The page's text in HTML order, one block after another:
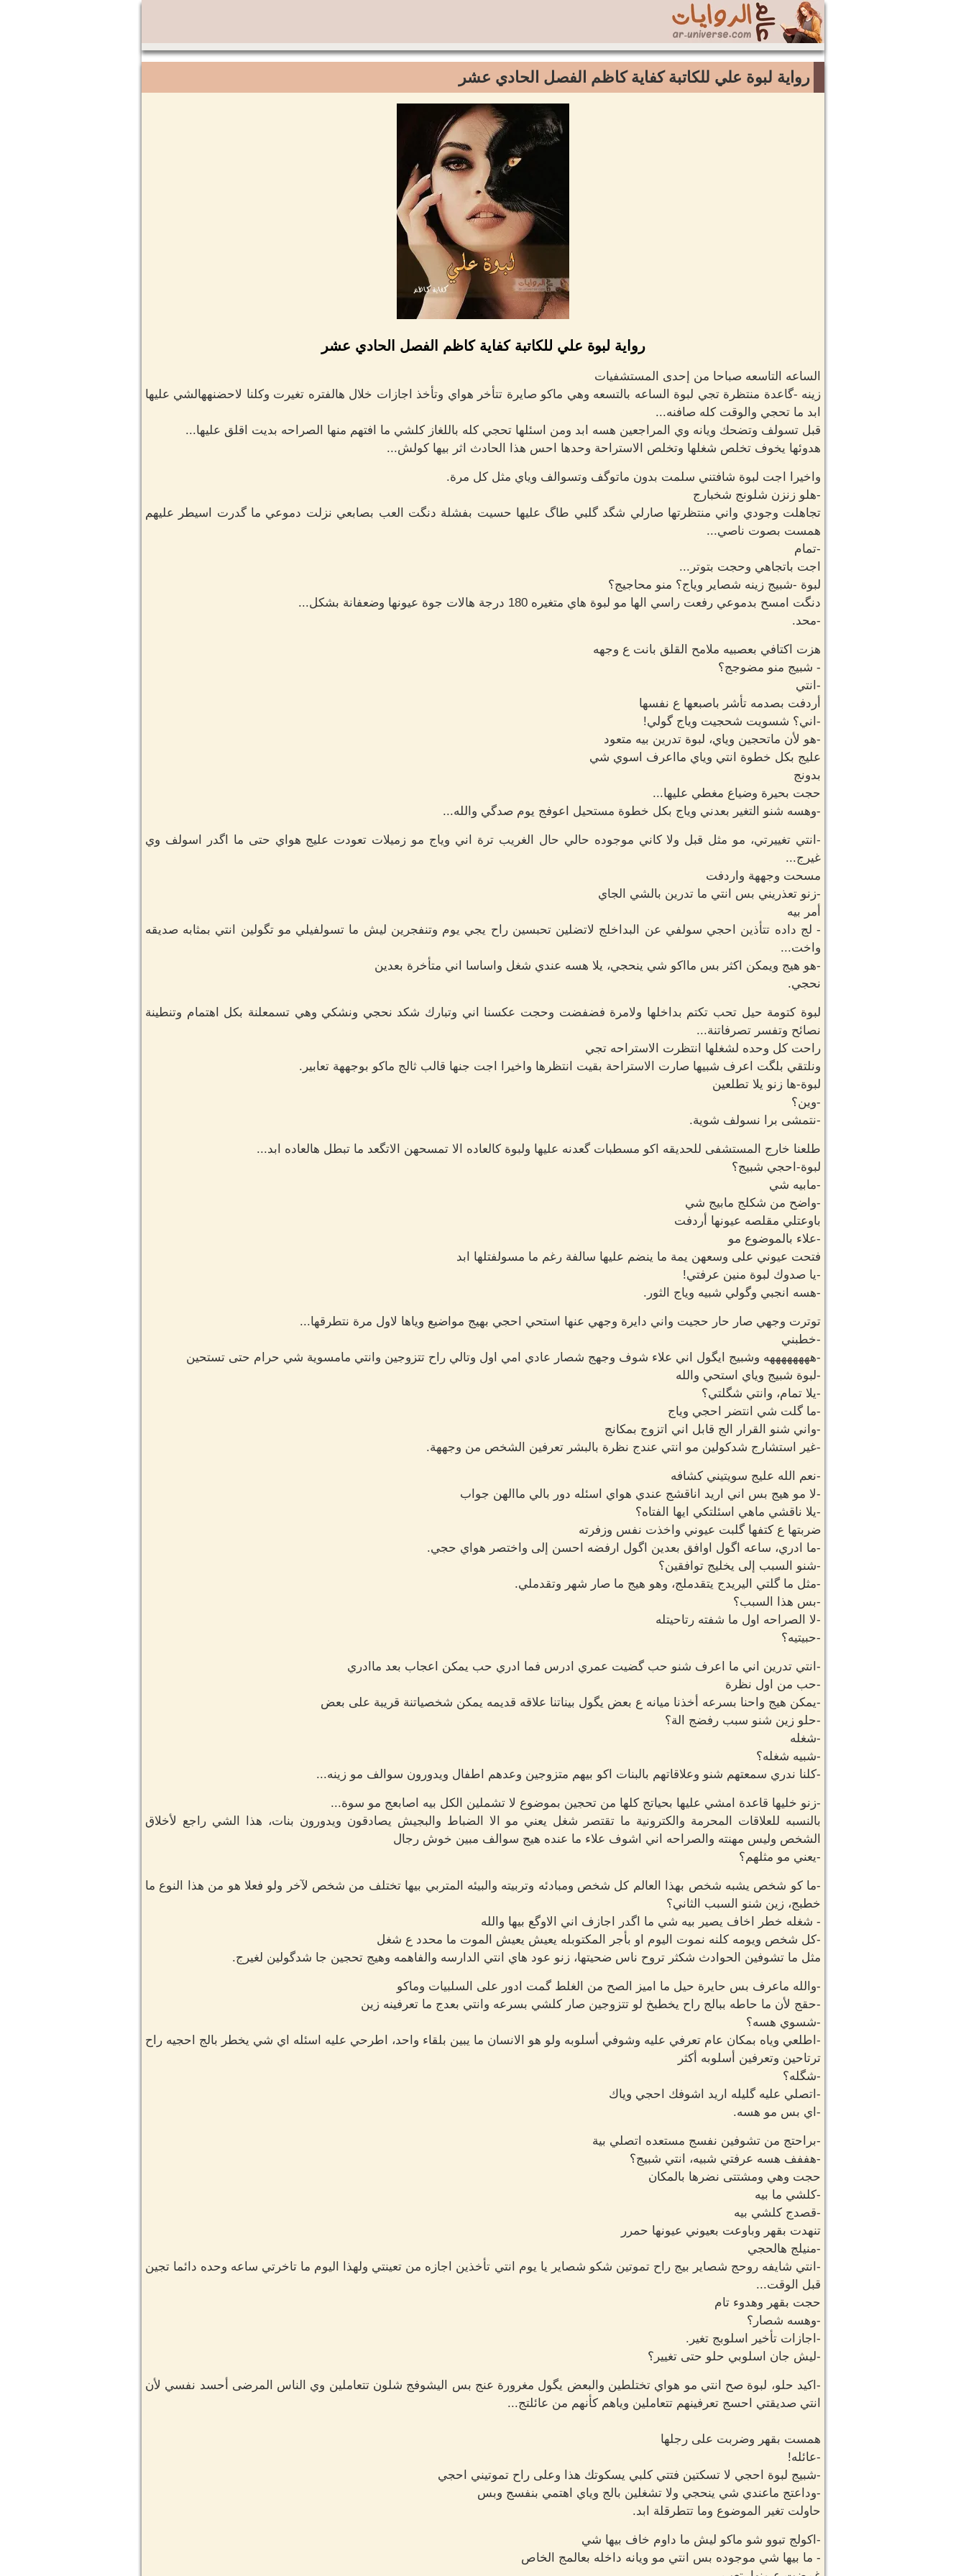
رواية لبوة علي للكاتبة كفاية كاظم الفصل الحادي عشر
رواية لبوة علي للكاتبة كفاية كاظم الفصل الحادي عشر
الساعه التاسعه صباحا من إحدى المستشفيات
زينه -گاعدة منتظرة تجي لبوة الساعه بالتسعه وهي ماكو صايرة تتأخر هواي وتأخذ اجازات خلال هالفتره تغيرت وكلنا لاحضنههالشي عليها
ابد ما تحجي والوقت كله صافنه...
قبل تسولف وتضحك ويانه وي المراجعين هسه ابد ومن اسئلها تحجي كله باللغاز كلشي ما افتهم منها الصراحه بديت اقلق عليها...
هدوئها يخوف تخلص شغلها وتخلص الاستراحة وحدها احس هذا الحادث اثر بيها كولش...
واخيرا اجت لبوة شافتني سلمت بدون ماتوگف وتسوالف وياي مثل كل مرة.
-هلو زنزن شلونج شخبارج
تجاهلت وجودي واني منتظرتها صارلي شگد گلبي طاگ عليها حسيت بفشلة دنگت العب بصابعي نزلت دموعي ما گدرت اسيطر عليهم
همست بصوت ناصي...
-تمام
اجت باتجاهي وحجت بتوتر...
لبوة -شبيج زينه شصاير وياج؟ منو محاجيج؟
دنگت امسح بدموعي رفعت راسي الها مو لبوة هاي متغيره 180 درجة هالات جوة عيونها وضعفانة بشكل...
-محد.
هزت اكتافي بعصبيه ملامح القلق بانت ع وجهه
- شبيج منو مضوجج؟
-انتي
أردفت بصدمه تأشر باصبعها ع نفسها
-اني؟ شسويت شحجيت وياج گولي!
-هو لأن ماتحجين وياي، لبوة تدرين بيه متعود
عليج بكل خطوة انتي وياي مااعرف اسوي شي
بدونج
حجت بحيرة وضياع مغطي عليها...
-وهسه شنو التغير بعدني وياج بكل خطوة مستحيل اعوفج يوم صدگي والله...
-انتي تغييرتي، مو مثل قبل ولا كاني موجوده حالي حال الغريب ترة اني وياج مو زميلات تعودت عليج هواي حتى ما اگدر اسولف وي
غيرج...
مسحت وجههة واردفت
-زنو تعذريني بس انتي ما تدرين بالشي الجاي
أمر بيه
- لج داده تتأذين احجي سولفي عن البداخلج لاتضلين تحبسين راح يجي يوم وتنفجرين ليش ما تسولفيلي مو تگولين انتي بمثابه صديقه
واخت...
-هو هيج ويمكن اكثر بس مااكو شي ينحجي، يلا هسه عندي شغل واساسا اني متأخرة بعدين
نحجي.
لبوة كتومة حيل تحب تكتم بداخلها ولامرة فضفضت وحجت عكسنا اني وتبارك شكد نحجي ونشكي وهي تسمعلنة بكل اهتمام وتنطينة
نصائح وتفسر تصرفاتنة...
راحت كل وحده لشغلها انتظرت الاستراحه تجي
ونلتقي بلگت اعرف شبيها صارت الاستراحة بقيت انتظرها واخيرا اجت جنها قالب ثالج ماكو بوجههة تعابير.
لبوة-ها زنو يلا تطلعين
-وين؟
-نتمشى برا نسولف شوية.
طلعنا خارج المستشفى للحديقه اكو مسطبات گعدنه عليها ولبوة كالعاده الا تمسحهن الاتگعد ما تبطل هالعاده ابد...
لبوة-احجي شبيج؟
-مابيه شي
-واضح من شكلج مابيج شي
باوعتلي مقلصه عيونها أردفت
-علاء بالموضوع مو
فتحت عيوني على وسعهن يمة ما ينضم عليها سالفة رغم ما مسولفتلها ابد
-يا صدوك لبوة منين عرفتي!
-هسه انجبي وگولي شبيه وياج الثور.
توترت وجهي صار حار حجيت واني دايرة وجهي عنها استحي احجي بهيج مواضيع وياها لاول مرة نتطرقها...
-خطبني
-ههههههههه وشبيج ايگول اني علاء شوف وجهج شصار عادي امي اول وتالي راح تتزوجين وانتي مامسوية شي حرام حتى تستحين
-لبوة شبيج وياي استحي والله
-يلا تمام، وانتي شگلتي؟
-ما گلت شي انتضر احجي وياج
-واني شنو القرار الج قابل اني اتزوج بمكانج
-غير استشارج شدكولين مو انتي عندج نظرة بالبشر تعرفين الشخص من وجههة.
-نعم الله عليج سويتيني كشافه
-لا مو هيج بس اني اريد اناقشج عندي هواي اسئله دور بالي ماالهن جواب
-يلا ناقشي ماهي اسئلتكي ايها الفتاه؟
ضربتها ع كتفها گلبت عيوني واخذت نفس وزفرته
-ما ادري، ساعه اگول اوافق بعدين اگول ارفضه احسن إلى واختصر هواي حجي.
-شنو السبب إلى يخليج توافقين؟
-مثل ما گلتي اليريدج يتقدملج، وهو هيج ما صار شهر وتقدملي.
-بس هذا السبب؟
-لا الصراحه اول ما شفته رتاحيتله
-حبيتيه؟
-انتي تدرين اني ما اعرف شنو حب گضيت عمري ادرس فما ادري حب يمكن اعجاب بعد ماادري
-حب من اول نظرة
-يمكن هيج واحنا بسرعه أخذنا ميانه ع بعض يگول بيناتنا علاقه قديمه يمكن شخصياتنة قريبة على بعض
-حلو زين شنو سبب رفضج الة؟
-شغله
-شبيه شغله؟
-كلنا ندري سمعتهم شنو وعلاقاتهم بالبنات اكو بيهم متزوجين وعدهم اطفال ويدورون سوالف مو زينه...
-زنو خليها قاعدة امشي عليها بحياتج كلها من تحجين بموضوع لا تشملين الكل بيه اصابعج مو سوة...
بالنسبه للعلاقات المحرمة والكترونية ما تقتصر شغل يعني مو الا الضباط والبجيش يصادقون ويدورون بنات، هذا الشي راجع لأخلاق
الشخص وليس مهنته والصراحه اني اشوف علاء ما عنده هيج سوالف مبين خوش رجال
-يعني مو مثلهم؟
-ما كو شخص يشبه شخص بهذا العالم كل شخص ومبادئه وتربيته والبيئه المتربي بيها تختلف من شخص لآخر ولو فعلا هو من هذا النوع ما
خطبج، زين شنو السبب الثاني؟
- شغله خطر اخاف يصير بيه شي ما اگدر اجازف اني الاوگع بيها والله
-كل شخص ويومه كلنه نموت اليوم او بأجر المكتوبله يعيش يعيش الموت ما محدد ع شغل
مثل ما تشوفين الحوادث شكثر تروح ناس ضحيتها، زنو عود هاي انتي الدارسه والفاهمه وهيج تحجين جا شدگولين لغيرج.
-والله ماعرف بس حايرة حيل ما اميز الصح من الغلط گمت ادور على السلبيات وماكو
-حقج لأن ما حاطه ببالج راح يخطبخ لو تتزوجين صار كلشي بسرعه وانتي بعدج ما تعرفينه زين
-شسوي هسه؟
-اطلعي وياه بمكان عام تعرفي عليه وشوفي أسلوبه ولو هو الانسان ما يبين بلقاء واحد، اطرحي عليه اسئله اي شي يخطر بالج احجيه راح
ترتاحين وتعرفين أسلوبه أكثر
-شگله؟
-اتصلي عليه گليله اريد اشوفك احجي وياك
-اي بس مو هسه.
-براحتج من تشوفين نفسج مستعده اتصلي بية
-هففف هسه عرفتي شبيه، انتي شبيج؟
حجت وهي ومشتتى نضرها بالمكان
-كلشي ما بيه
-قصدج كلشي بيه
تنهدت بقهر وباوعت بعيوني عيونها حمرر
-منيلج هالحجي
-انتي شايفه روحج شصاير بيج راح تموتين شكو شصاير يا يوم انتي تأخذين اجازه من تعينتي ولهذا اليوم ما تاخرتي ساعه وحده دائما تجين
قبل الوقت...
حجت بقهر وهدوء تام
-وهسه شصار؟
-اجازات تأخير اسلوبج تغير.
-ليش جان اسلوبي حلو حتى تغيير؟
-اكيد حلو، لبوة صح انتي مو هواي تختلطين والبعض يگول مغرورة عنج بس اليشوفج شلون تتعاملين وي الناس المرضى أحسد نفسي لأن
انتي صديقتي احسج تعرفينهم تتعاملين وياهم كأنهم من عائلتج...
همست بقهر وضربت على رجلها
-عائله!
-شبيج لبوة احجي لا تسكتين فتتي كلبي يسكوتك هذا وعلى راح تموتيني احجي
-وداعتج ماعندي شي ينحجي ولا تشغلين بالج وياي اهتمي بنفسج وبس
حاولت تغير الموضوع وما تتطرقلة ابد.
-اكولج تبوو شو ماكو ليش ما داوم خاف بيها شي
- ما بيها شي موجوده بس انتي مو ويانه داخله بعالمج الخاص